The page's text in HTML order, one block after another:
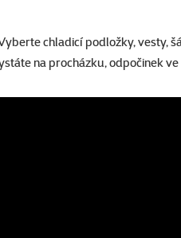
chladicí podložky, vesty,
na procházku, odpočinek